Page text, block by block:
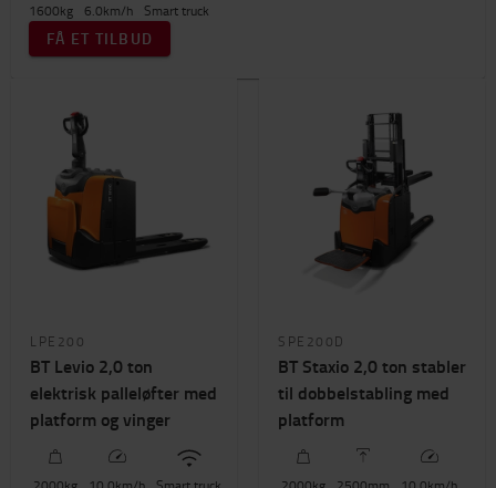
1600kg 6.0km/h Smart truck
FÅ ET TILBUD
LPE200
BT Levio 2,0 ton
elektrisk palleløfter med
platform og vinger
SPE200D
BT Staxio 2,0 ton stabler
til dobbelstabling med
platform